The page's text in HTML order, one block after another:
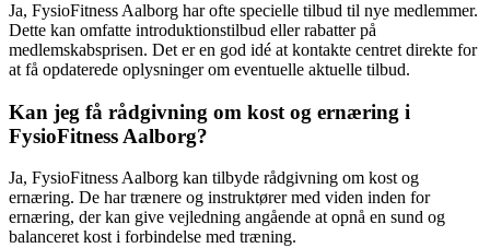
Ja, FysioFitness Aalborg har ofte specielle tilbud til nye medlemmer.
Dette kan omfatte introduktionstilbud eller rabatter på
medlemskabsprisen. Det er en god idé at kontakte centret direkte for
at få opdaterede oplysninger om eventuelle aktuelle tilbud.
Kan jeg få rådgivning om kost og ernæring i
FysioFitness Aalborg?
Ja, FysioFitness Aalborg kan tilbyde rådgivning om kost og
ernæring. De har trænere og instruktører med viden inden for
ernæring, der kan give vejledning angående at opnå en sund og
balanceret kost i forbindelse med træning.